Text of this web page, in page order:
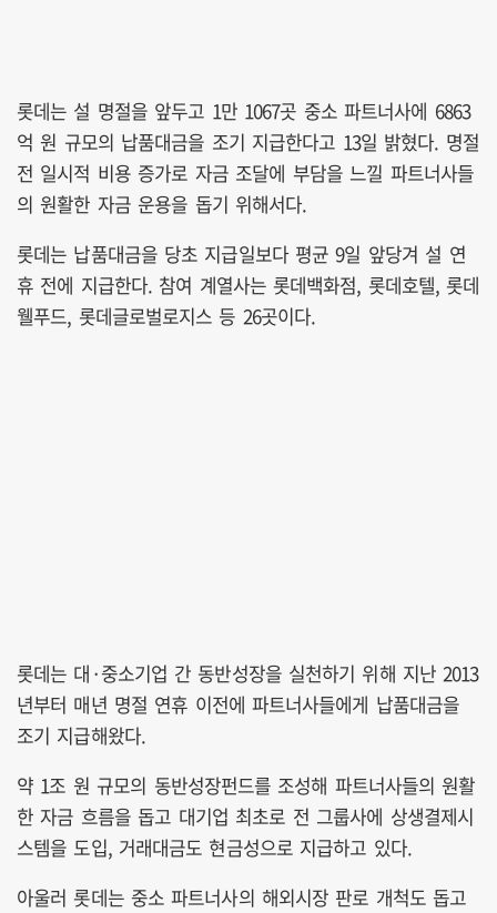
롯데는 설 명절을 앞두고 1만 1067곳 중소 파트너사에 6863
억 원 규모의 납품대금을 조기 지급한다고 13일 밝혔다. 명절
전 일시적 비용 증가로 자금 조달에 부담을 느낄 파트너사들
의 원활한 자금 운용을 돕기 위해서다.
롯데는 납품대금을 당초 지급일보다 평균 9일 앞당겨 설 연
휴 전에 지급한다. 참여 계열사는 롯데백화점, 롯데호텔, 롯데
웰푸드, 롯데글로벌로지스 등 26곳이다.
롯데는 대·중소기업 간 동반성장을 실천하기 위해 지난 2013
년부터 매년 명절 연휴 이전에 파트너사들에게 납품대금을
조기 지급해왔다.
약 1조 원 규모의 동반성장펀드를 조성해 파트너사들의 원활
한 자금 흐름을 돕고 대기업 최초로 전 그룹사에 상생결제시
스템을 도입, 거래대금도 현금성으로 지급하고 있다.
아울러 롯데는 중소 파트너사의 해외시장 판로 개척도 돕고